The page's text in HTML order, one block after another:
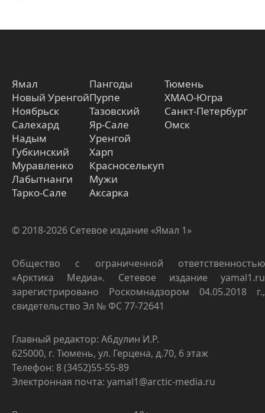
Ямал
Новый Уренгой
Ноябрьск
Салехард
Надым
Губкинский
Муравленко
Лабытнанги
Тарко-Сале
Пангоды
Пурпе
Тазовский
Яр-Сале
Уренгой
Харп
Красноселькуп
Мужи
Аксарка
Тюмень
ХМАО-Югра
Санкт-Петербург
Омск
© 2018-2026 Сетевое издание «Ямал 1»
Общество с ограниченной ответственностью
«Арктика Медиа». Сетевое издание yamal1.ru
зарегистрировано Роскомнадзором 04.05.2018 г.,
свидетельство Эл № ФС 77-72641
Главный редактор: Абдулин И.Р.
625000, г. Тюмень, ул. Герцена, д.70, 6 этаж
Телефон: 8 (3452)55-55-89
Электронная почта: yamal1@arctic-media.ru